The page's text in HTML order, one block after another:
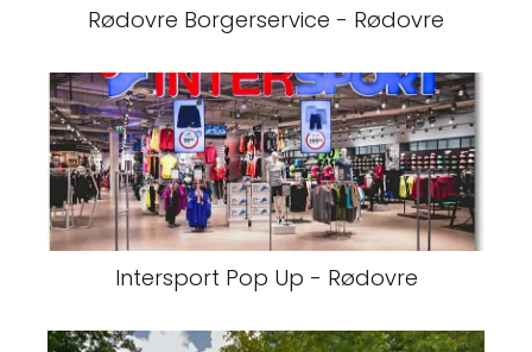
Rødovre Borgerservice - Rødovre
Intersport Pop Up - Rødovre